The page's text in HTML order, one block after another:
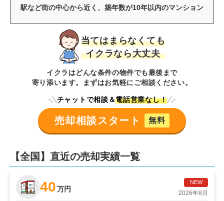
駅など街の中心から近く、築年数が10年以内のマンション
当てはまらなくても
イクラなら大丈夫
イクラはどんな条件の物件でも最後まで
寄り添います。まずはお気軽にご相談ください。
チャットで相談＆電話営業なし！
売却相談スタート 無料
【全国】直近の売却実績一覧
NEW
40万円 2026年8月